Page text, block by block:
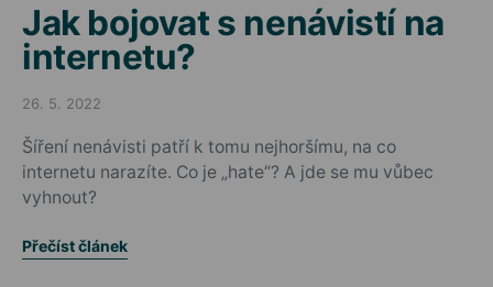
Jak bojovat s nenávistí na
internetu?
Posted on
26. 5. 2022
Šíření nenávisti patří k tomu nejhoršímu, na co
internetu narazíte. Co je „hate“? A jde se mu vůbec
vyhnout?
Přečíst článek